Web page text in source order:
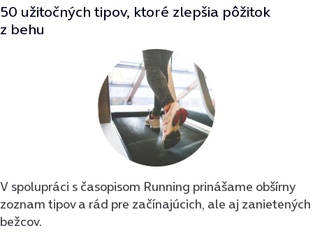
50 užitočných tipov, ktoré zlepšia pôžitok
z behu
V spolupráci s časopisom Running prinášame obšírny
zoznam tipov a rád pre začínajúcich, ale aj zanietených
bežcov.